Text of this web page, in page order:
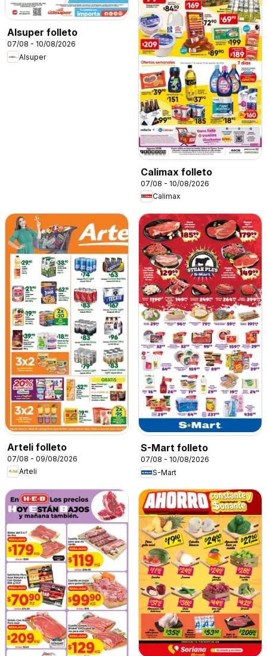
Alsuper folleto
07/08 - 10/08/2026
Alsuper
Calimax folleto
07/08 - 10/08/2026
Calimax
Arteli folleto
07/08 - 09/08/2026
Arteli
S-Mart folleto
07/08 - 10/08/2026
S-Mart